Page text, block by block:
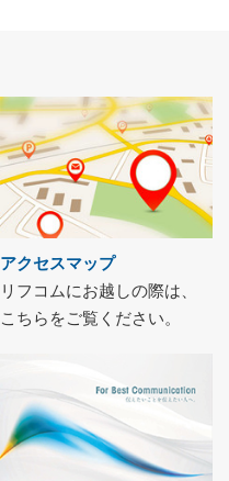
アクセスマップ
リフコムにお越しの際は、
こちらをご覧ください。